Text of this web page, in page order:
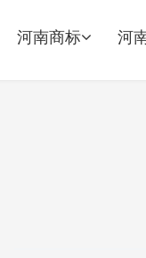
河南商标 河